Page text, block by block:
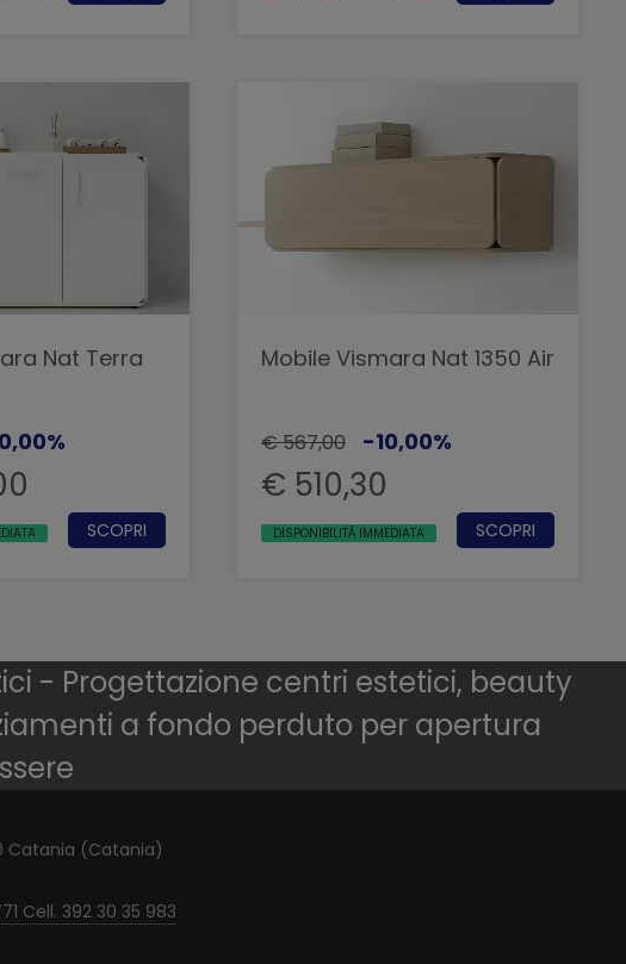
Nat Terra
SCOPRI
Mobile Vismara Nat 1350 Air
€ 567,00 -10,00%
€ 510,30
DISPONIBILITÀ IMMEDIATA SCOPRI
- Progettazione centri estetici, beauty
a fondo perduto per apertura
Catania (Catania)
Cell. 392 30 35 983